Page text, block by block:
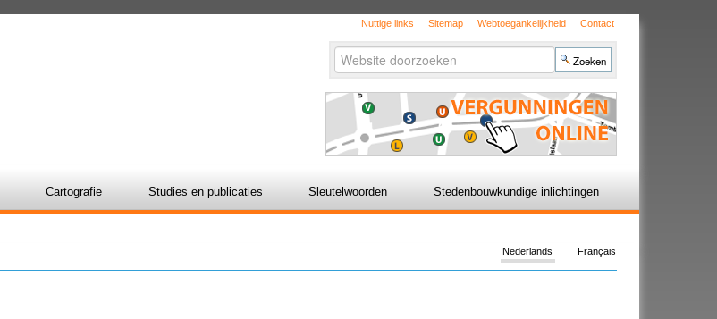
Nuttige links Sitemap Webtoegankelijkheid Contact
Zoek
zoeken...
Cartografie Studies en publicaties Sleutelwoorden Stedenbouwkundige inlichtingen
Français
Nederlands